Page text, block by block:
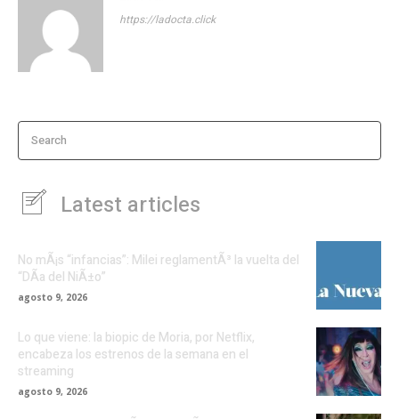
https://ladocta.click
Search
Latest articles
No mÃ¡s “infancias”: Milei reglamentÃ³ la vuelta del
“DÃ­a del NiÃ±o”
agosto 9, 2026
Lo que viene: la biopic de Moria, por Netflix,
encabeza los estrenos de la semana en el
streaming
agosto 9, 2026